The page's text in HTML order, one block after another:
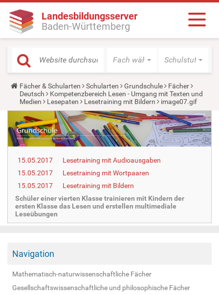
Landesbildungsserver
Baden-Württemberg
Fach wählen Schulstufe
Y
o
u
a
e
h
e
r
:
Fächer & Schularten Schularten Grundschule
Fächer
Deutsch
Kompetenzbereich Lesen - Umgang mit Texten und
Medien
Lesepaten Lesetraining mit Bildern image07.gif
15.05.2017
Lesetraining mit Audioausgaben
15.05.2017
Lesetraining mit Wortpaaren
15.05.2017
Lesetraining mit Bildern
Schüler einer vierten Klasse trainieren mit Kindern der
ersten Klasse das Lesen und erstellen multimediale
Leseübungen
Navigation
Mathematisch-naturwissenschaftliche Fächer
Gesellschaftswissenschaftliche und philosophische Fächer